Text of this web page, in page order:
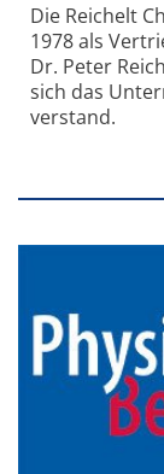
Die Reichelt
1978 als
Dr. Peter
sich das
verstand.